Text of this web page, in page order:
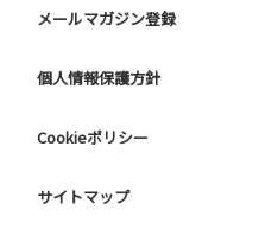
メールマガジン登録
個人情報保護方針
Cookieポリシー
サイトマップ